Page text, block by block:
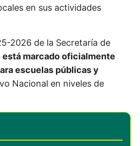
en sus actividades
2026 de la Secretaría de
está marcado oficialmente
escuelas públicas y
Nacional en niveles de